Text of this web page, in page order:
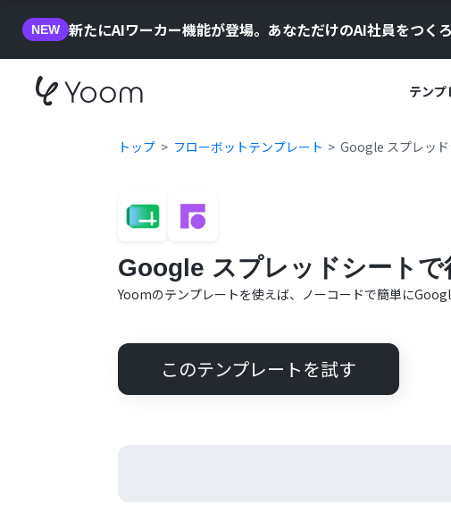
NEW 新たにAIワーカー機能が登場。あなただけのAI社員をつく
テンプ
トップ フローボットテンプレート Google スプレッ
Google スプレッドシート
Yoomのテンプレートを使えば、ノーコードで簡単に
このテンプレートを試す